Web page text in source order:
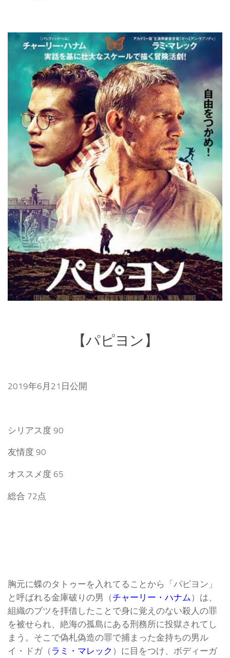
【パピヨン】
2019年6月21日公開
シリアス度 90
友情度 90
オススメ度 65
総合 72点
胸元に蝶のタトゥーを入れてることから「パピヨン」
と呼ばれる金庫破りの男（チャーリー・ハナム ）は、
組織のブツを拝借したことで身に覚えのない殺人の罪
を被せられ、絶海の孤島にある刑務所に投獄されてし
まう。そこで偽札偽造の罪で捕まった金持ちの男ル
イ・ドガ（ラミ・マレック ）に目をつけ、ボディーガ